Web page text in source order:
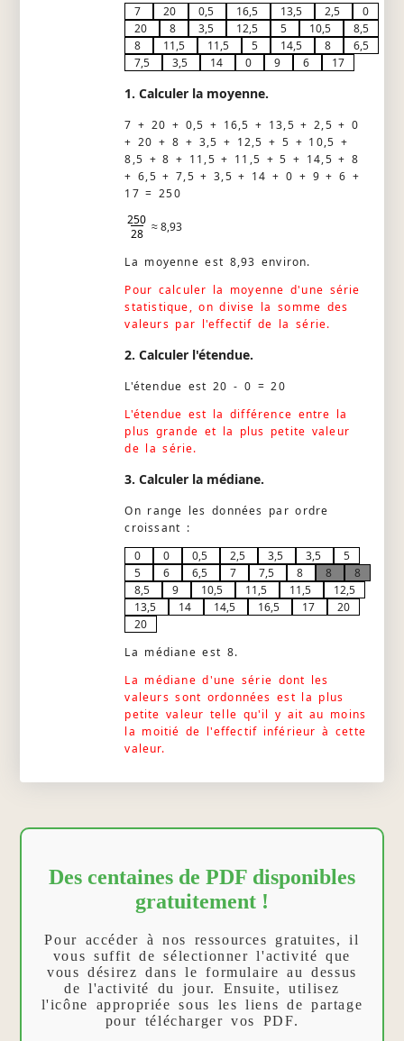
7
20 0,5 16,5 13,5 2,5
0
20
8 3,5 12,5 5 10,5
8,5
8
11,5 11,5 5 14,5 8
6,5
7,5
3,5 14 0 9 6 17
1. Calculer la moyenne.
7 + 20 + 0,5 + 16,5 + 13,5 + 2,5 + 0
+ 20 + 8 + 3,5 + 12,5 + 5 + 10,5 +
8,5 + 8 + 11,5 + 11,5 + 5 + 14,5 + 8
+ 6,5 + 7,5 + 3,5 + 14 + 0 + 9 + 6 +
17 = 250
250
28 ≈ 8,93
La moyenne est 8,93 environ.
Pour calculer la moyenne d'une série
statistique, on divise la somme des
valeurs par l'effectif de la série.
2. Calculer l'étendue.
L'étendue est 20 - 0 = 20
L'étendue est la différence entre la
plus grande et la plus petite valeur
de la série.
3. Calculer la médiane.
On range les données par ordre
croissant :
0
0 0,5 2,5 3,5 3,5
5
5
6 6,5 7 7,5 8 8
8
8,5
9 10,5 11,5 11,5
12,5
13,5
14 14,5 16,5 17
20
20
La médiane est 8.
La médiane d'une série dont les
valeurs sont ordonnées est la plus
petite valeur telle qu'il y ait au moins
la moitié de l'effectif inférieur à cette
valeur.
Des centaines de PDF disponibles
gratuitement !
Pour accéder à nos ressources gratuites, il
vous suffit de sélectionner l'activité que
vous désirez dans le formulaire au dessus
de l'activité du jour. Ensuite, utilisez
l'icône appropriée sous les liens de partage
pour télécharger vos PDF.